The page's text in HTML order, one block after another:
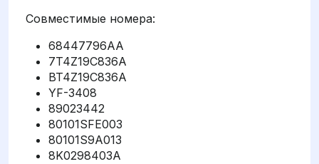
Совместимые номера:
68447796AA
7T4Z19C836A
BT4Z19C836A
YF-3408
89023442
80101SFE003
80101S9A013
8K0298403A